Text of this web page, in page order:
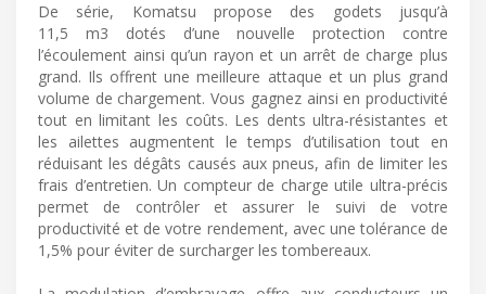
De série, Komatsu propose des godets jusqu’à
11,5 m3 dotés d’une nouvelle protection contre
l’écoulement ainsi qu’un rayon et un arrêt de charge plus
grand. Ils offrent une meilleure attaque et un plus grand
volume de chargement. Vous gagnez ainsi en productivité
tout en limitant les coûts. Les dents ultra-résistantes et
les ailettes augmentent le temps d’utilisation tout en
réduisant les dégâts causés aux pneus, afin de limiter les
frais d’entretien. Un compteur de charge utile ultra-précis
permet de contrôler et assurer le suivi de votre
productivité et de votre rendement, avec une tolérance de
1,5% pour éviter de surcharger les tombereaux.